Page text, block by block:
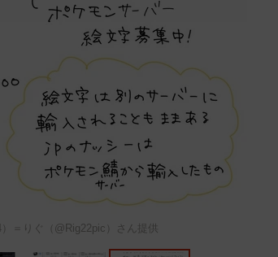
＝りぐ（@Rig22pic）さん提供